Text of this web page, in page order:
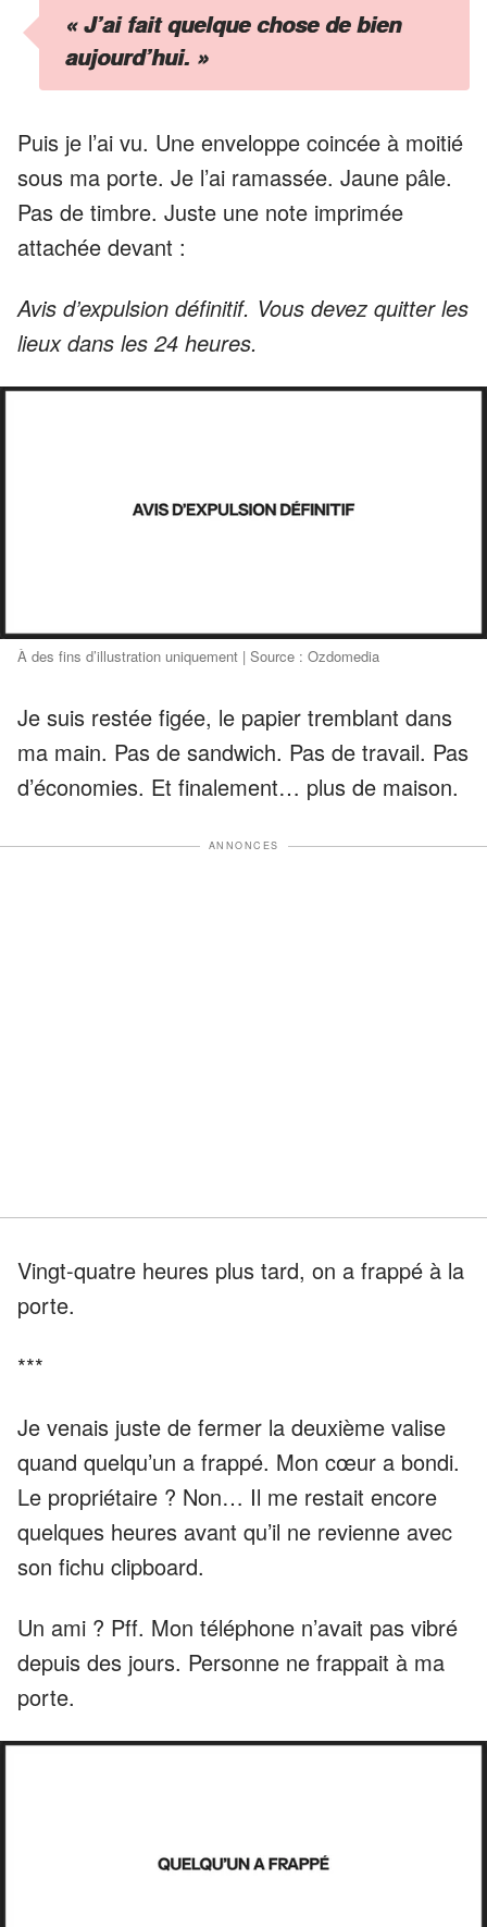
« J’ai fait quelque chose de bien
aujourd’hui. »
Puis je l’ai vu. Une enveloppe coincée à moitié
sous ma porte. Je l’ai ramassée. Jaune pâle.
Pas de timbre. Juste une note imprimée
attachée devant :
Avis d’expulsion définitif. Vous devez quitter les
lieux dans les 24 heures.
À des fins d’illustration uniquement | Source : Ozdomedia
Je suis restée figée, le papier tremblant dans
ma main. Pas de sandwich. Pas de travail. Pas
d’économies. Et finalement… plus de maison.
ANNONCES
Vingt-quatre heures plus tard, on a frappé à la
porte.
***
Je venais juste de fermer la deuxième valise
quand quelqu’un a frappé. Mon cœur a bondi.
Le propriétaire ? Non… Il me restait encore
quelques heures avant qu’il ne revienne avec
son fichu clipboard.
Un ami ? Pff. Mon téléphone n’avait pas vibré
depuis des jours. Personne ne frappait à ma
porte.